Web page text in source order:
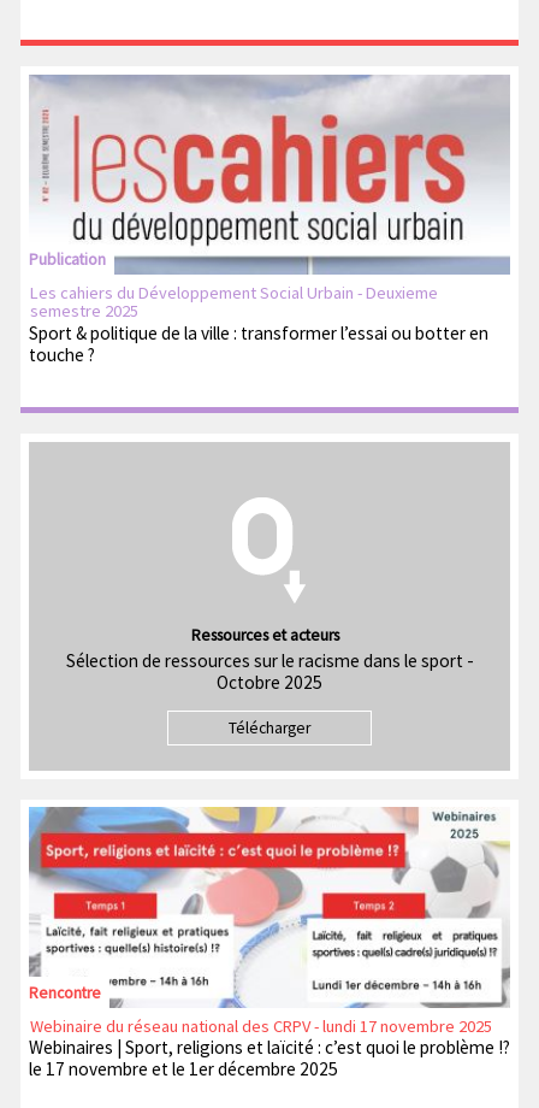
Publication
Les cahiers du Développement Social Urbain - Deuxieme
semestre 2025
Sport & politique de la ville : transformer l’essai ou botter en
touche ?
Ressources et acteurs
Sélection de ressources sur le racisme dans le sport -
Octobre 2025
Télécharger
Rencontre
Webinaire du réseau national des CRPV - lundi 17 novembre 2025
Webinaires | Sport, religions et laïcité : c’est quoi le problème !?
le 17 novembre et le 1er décembre 2025